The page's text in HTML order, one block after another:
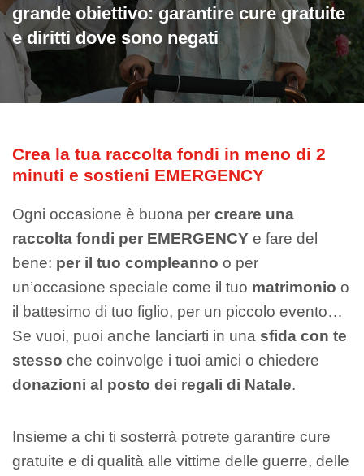
grande obiettivo: garantire cure gratuite
e diritti dove sono negati
Crea la tua raccolta fondi in meno di 2
minuti e sostieni EMERGENCY
Ogni occasione è buona per creare una
raccolta fondi per EMERGENCY e fare del
bene: per il tuo compleanno o per
un’occasione speciale come il tuo matrimonio o
il battesimo di tuo figlio, per un piccolo evento…
Se vuoi, puoi anche lanciarti in una sfida con te
stesso che coinvolge i tuoi amici o chiedere
donazioni al posto dei regali di Natale.
Insieme a chi ti sosterrà potrete garantire cure
gratuite e di qualità alle vittime delle guerre, delle